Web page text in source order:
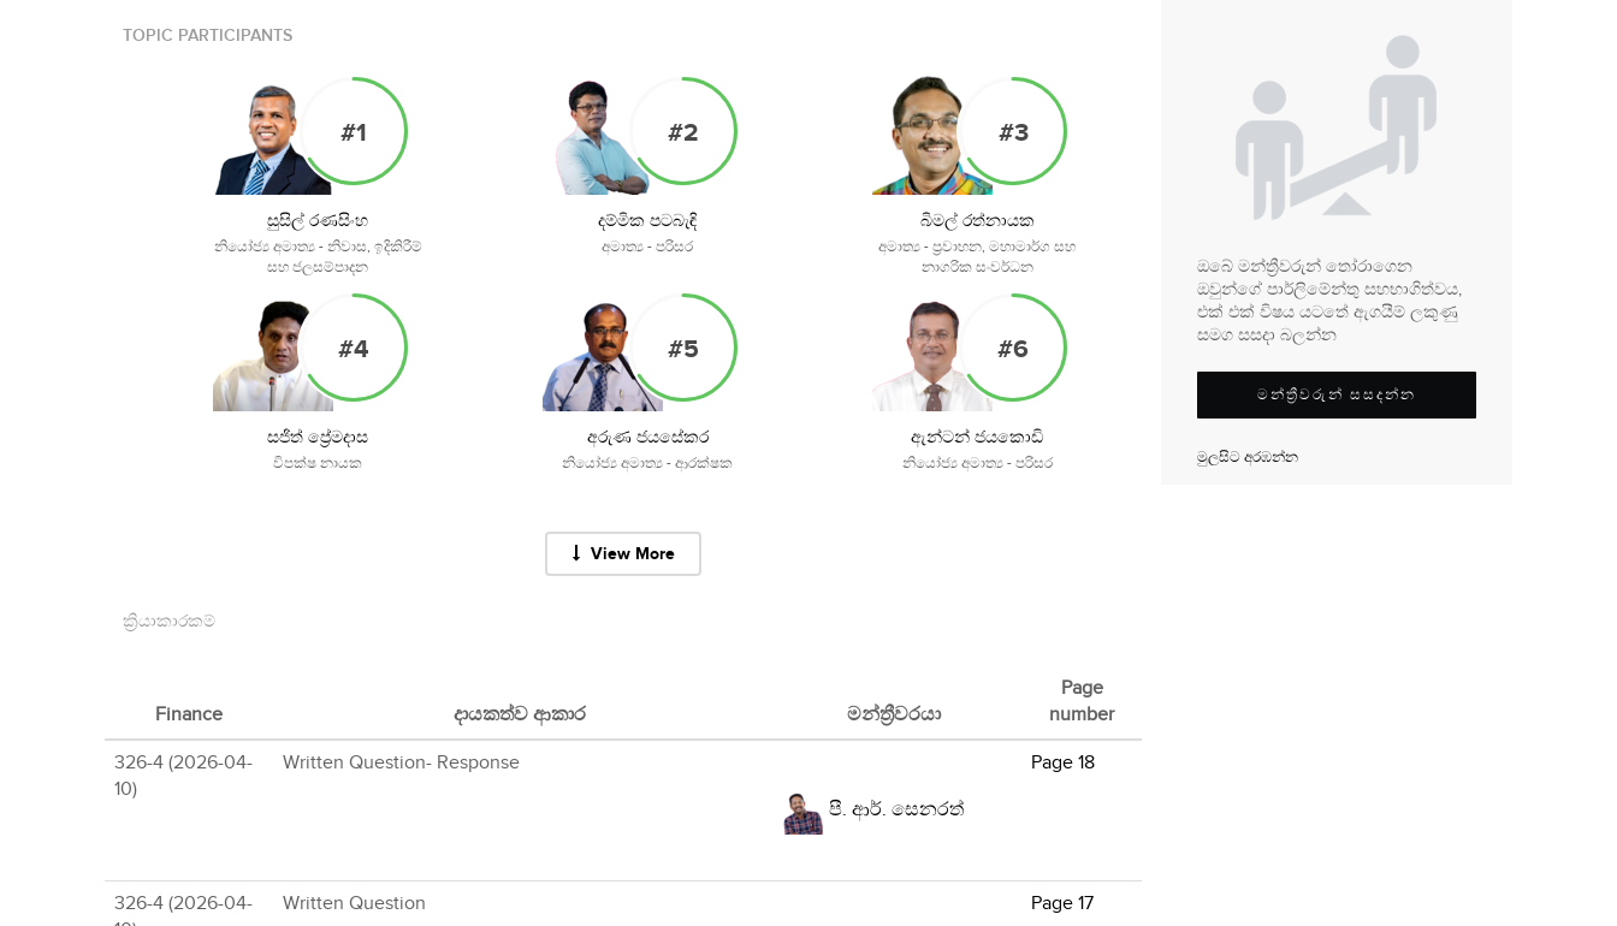
TOPIC PARTICIPANTS
#1
සුසිල් රණසිංහ
නියෝජ්‍ය අමාත්‍ය - නිවාස, ඉදිකිරීම්
සහ ජලසම්පාදන
#2
දම්මික පටබැඳි
අමාත්‍ය - පරිසර
#3
බිමල් රත්නායක
අමාත්‍ය - ප්‍රවාහන, මහාමාර්ග සහ
නාගරික සංවර්ධන
#4
සජිත් ප්‍රේමදාස
විපක්ෂ නායක
#5
අරුණ ජයසේකර
නියෝජ්‍ය අමාත්‍ය - ආරක්ෂක
#6
ඇන්ටන් ජයකොඩි
නියෝජ්‍ය අමාත්‍ය - පරිසර
View More
ක්‍රියාකාරකම්
Finance දායකත්ව ආකාර මන්ත්‍රීවරයා
Page
number
326-4 (2026-04-
10)
Written Question- Response
පී. ආර්. සෙනරත්
Page 18
326-4 (2026-04-
Written Question Page 17
ඔබේ මන්ත්‍රීවරුන් තෝරාගෙන
ඔවුන්ගේ පාර්ලිමේන්තු සහභාගිත්වය,
එක් එක් විෂය යටතේ ඇගයීම් ලකුණු
සමග සසදා බලන්න
මන්ත්‍රීවරුන් සසදන්න
මුලසිට අරඹන්න